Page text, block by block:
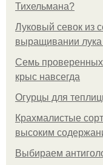
Тихельмана?
Луковый севок из
выращивании
Семь
крыс навсегда
Огурцы для
Крахмалистые
высоким
Выбираем